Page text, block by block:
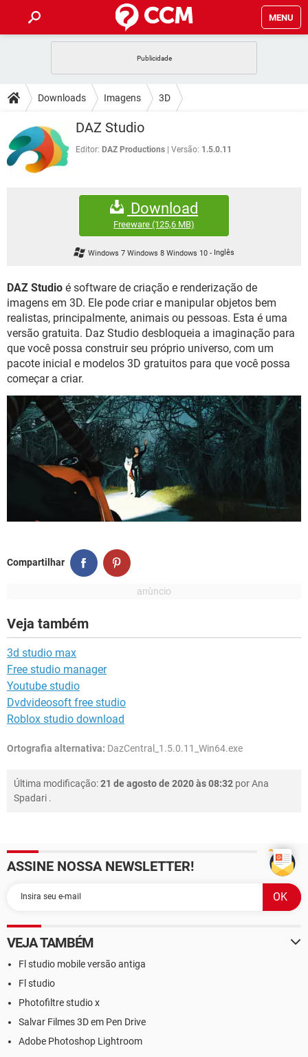
MENU
CELULAR FACEBOOK
OUTLOOK
INSTAGRAM GMAIL
GUIA DE COMPRAS
DICAS
JOGOS WHATSAPP
CELULAR
OUTLOOK
DOWNLOADS
JOGOS WHATSAPP
CELULAR
EXCEL
GMAIL
FÓRUM
FACEBOOK
EXCEL
GMAIL
WHATSAPP
INSTAGRAM GMAIL
GUIA DE COMPRAS
Downloads Imagens 3D
DAZ Studio
Editor: DAZ Productions Versão: 1.5.0.11
Download
Freeware (125,6 MB)
Windows 7 Windows 8 Windows 10 - Inglês
DAZ Studio é software de criação e renderização de
imagens em 3D. Ele pode criar e manipular objetos bem
realistas, principalmente, animais ou pessoas. Esta é uma
versão gratuita. Daz Studio desbloqueia a imaginação para
que você possa construir seu próprio universo, com um
pacote inicial e modelos 3D gratuitos para que você possa
começar a criar.
Compartilhar
Veja também
3d studio max
Free studio manager
Youtube studio
Dvdvideosoft free studio
Roblox studio download
Ortografia alternativa: DazCentral_1.5.0.11_Win64.exe
Última modificação:21 de agosto de 2020 às 08:32 porAna
Spadari .
ASSINE NOSSA NEWSLETTER!
VEJA TAMBÉM
Fl studio mobile versão antiga
Fl studio
Photofiltre studio x
Salvar Filmes 3D em Pen Drive
Adobe Photoshop Lightroom